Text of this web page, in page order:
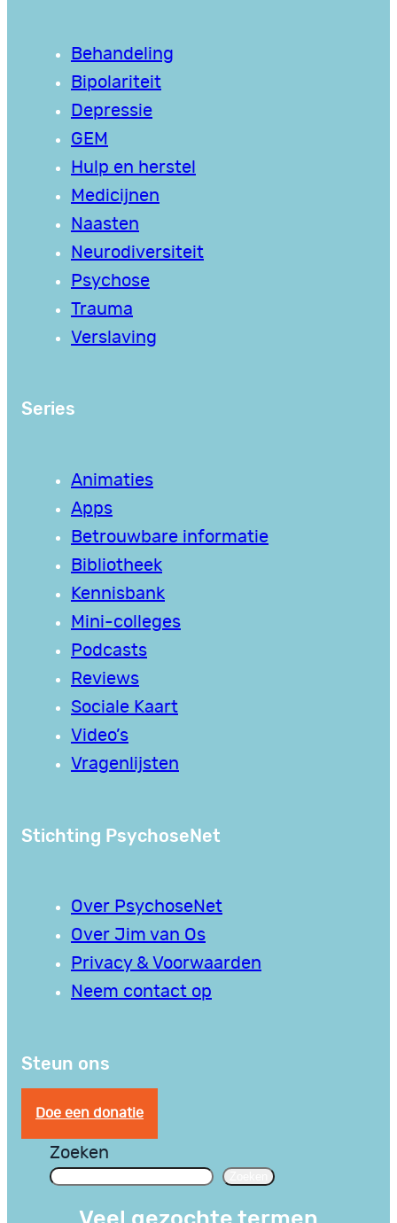
Behandeling
Bipolariteit
Depressie
GEM
Hulp en herstel
Medicijnen
Naasten
Neurodiversiteit
Psychose
Trauma
Verslaving
Series
Animaties
Apps
Betrouwbare informatie
Bibliotheek
Kennisbank
Mini-colleges
Podcasts
Reviews
Sociale Kaart
Video’s
Vragenlijsten
Stichting PsychoseNet
Over PsychoseNet
Over Jim van Os
Privacy & Voorwaarden
Neem contact op
Steun ons
Doe een donatie
Zoeken